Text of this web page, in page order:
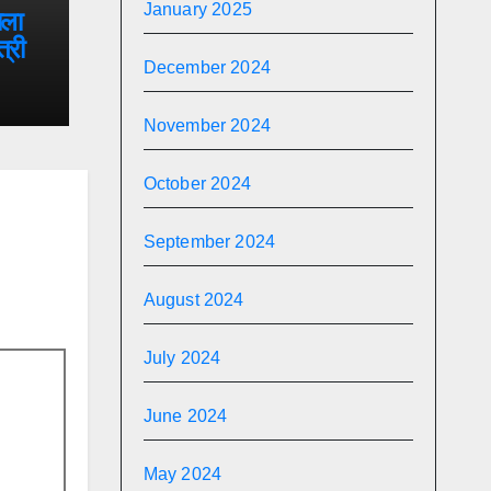
January 2025
December 2024
November 2024
October 2024
September 2024
August 2024
July 2024
June 2024
May 2024